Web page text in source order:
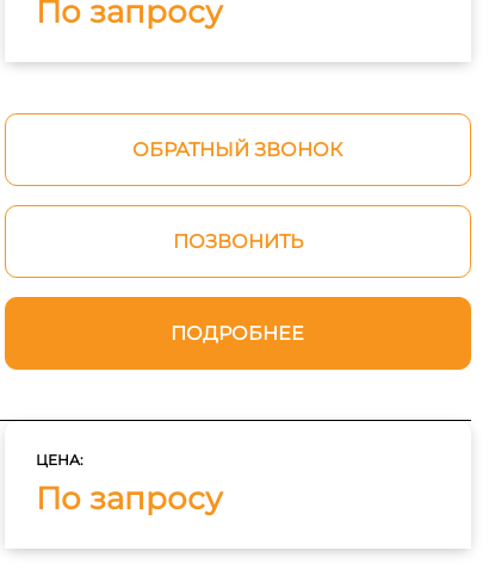
По запросу
ОБРАТНЫЙ ЗВОНОК
ПОЗВОНИТЬ
ПОДРОБНЕЕ
ЦЕНА:
По запросу